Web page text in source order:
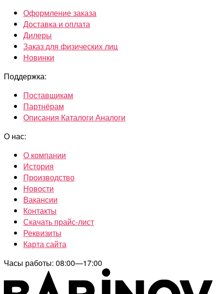
Оформление заказа
Доставка и оплата
Дилеры
Заказ для физических лиц
Новинки
Поддержка:
Поставщикам
Партнёрам
Описания Каталоги Аналоги
О нас:
О компании
История
Производство
Новости
Вакансии
Контакты
Скачать прайс-лист
Реквизиты
Карта сайта
Часы работы: 08:00—17:00